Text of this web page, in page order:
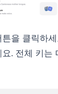
튼을 클릭하
. 전체 키는